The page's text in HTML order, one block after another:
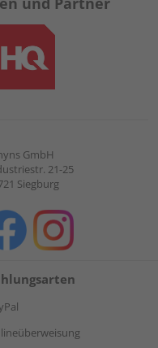
GmbH
21-25
Siegburg